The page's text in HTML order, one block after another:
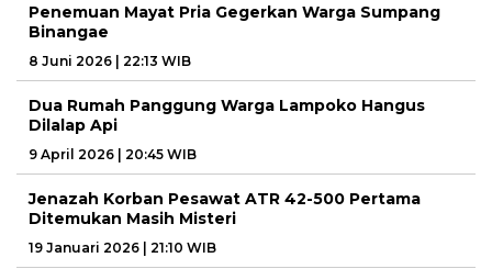
Penemuan Mayat Pria Gegerkan Warga Sumpang
Binangae
8 Juni 2026 | 22:13 WIB
Dua Rumah Panggung Warga Lampoko Hangus
Dilalap Api
9 April 2026 | 20:45 WIB
Jenazah Korban Pesawat ATR 42-500 Pertama
Ditemukan Masih Misteri
19 Januari 2026 | 21:10 WIB